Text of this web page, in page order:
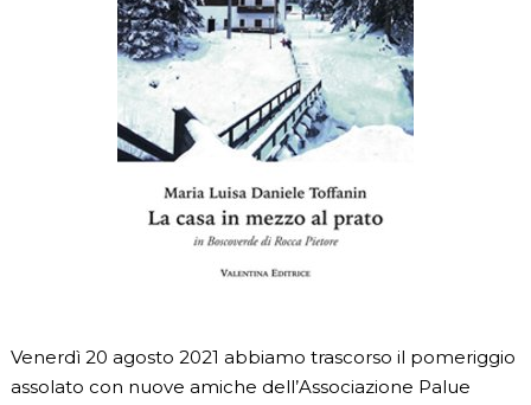
Venerdì 20 agosto 2021 abbiamo trascorso il pomeriggio
assolato con nuove amiche dell’Associazione Palue